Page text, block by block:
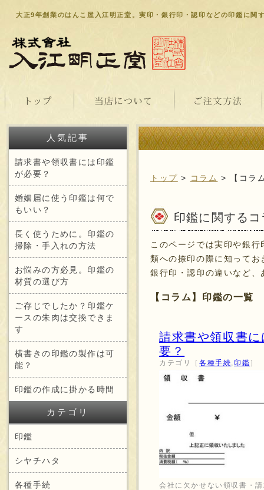
大正9年創業のはんこ屋入江明正堂。実印・銀行印・認印などの印鑑に関
人気記事
請求書や領収書には印鑑
が必要？
婚姻届に使う印鑑は何で
もいい？
長く使うために。印鑑の
掃除・手入れの方法
お悩みの方必見。印鑑の
材質の選び方
ご存じでしたか？印鑑ケ
ースの朱肉は交換できま
す
横書きの印鑑の製作は可
能？
印鑑の作成に掛かる時間
カテゴリ
印鑑
シヤチハタ
各種手続
トップ > コラム > 【コラ
印鑑に関する
このページでは実印や銀
類への捺印の際に知って
銀行印・認印の違いなど
【コラム】印鑑の一覧
請求書や領収書
要？
カテゴリ［ 各種手続,印鑑 ］
会社に欠かせない領収書・